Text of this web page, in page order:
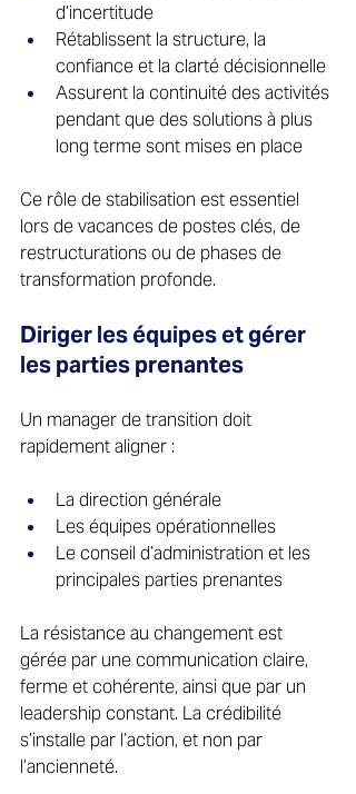
d’incertitude
Rétablissent la structure, la
confiance et la clarté décisionnelle
Assurent la continuité des activités
pendant que des solutions à plus
long terme sont mises en place
Ce rôle de stabilisation est essentiel
lors de vacances de postes clés, de
restructurations ou de phases de
transformation profonde.
Diriger les équipes et gérer
les parties prenantes
Un manager de transition doit
rapidement aligner :
La direction générale
Les équipes opérationnelles
Le conseil d’administration et les
principales parties prenantes
La résistance au changement est
gérée par une communication claire,
ferme et cohérente, ainsi que par un
leadership constant. La crédibilité
s’installe par l’action, et non par
l’ancienneté.